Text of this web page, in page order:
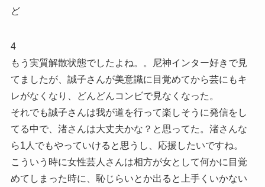
ど
4
もう実質解散状態でしたよね。。尼神インター好きで見
てましたが、誠子さんが美意識に目覚めてから芸にもキ
レがなくなり、どんどんコンビで見なくなった。
それでも誠子さんは我が道を行って楽しそうに発信をし
てる中で、渚さんは大丈夫かな？と思ってた。渚さんな
ら1人でもやっていけると思うし、応援したいですね。
こういう時に女性芸人さんは相方が女として何かに目覚
めてしまった時に、恥じらいとか出ると上手くいかない